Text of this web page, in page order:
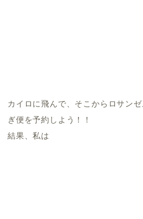
カイロに飛んで、そこからロサン
ぎ便を予約しよう！！
結果、私は